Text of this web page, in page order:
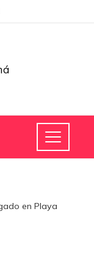
en Playa